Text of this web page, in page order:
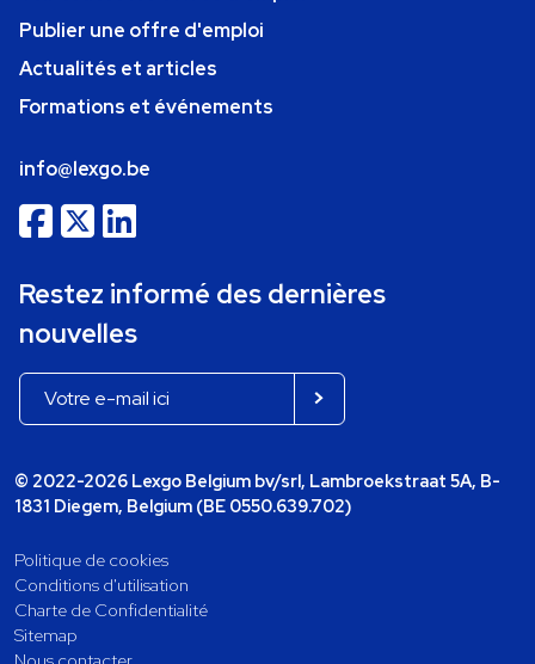
Publier une offre d'emploi
Actualités et articles
Formations et événements
info@lexgo.be
Restez informé des dernières
nouvelles
© 2022-2026 Lexgo Belgium bv/srl, Lambroekstraat 5A, B-
1831 Diegem, Belgium (BE 0550.639.702)
Politique de cookies
Conditions d'utilisation
Charte de Confidentialité
Sitemap